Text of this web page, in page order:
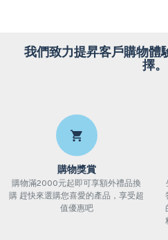
我們致力提昇客戶購物體
擇。
購物獎賞
購物滿2000元起即可享額外禮品換
購 趕快來選購您喜愛的產品，享受超
值優惠吧